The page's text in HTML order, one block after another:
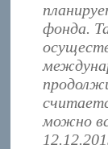
фонда.
можно